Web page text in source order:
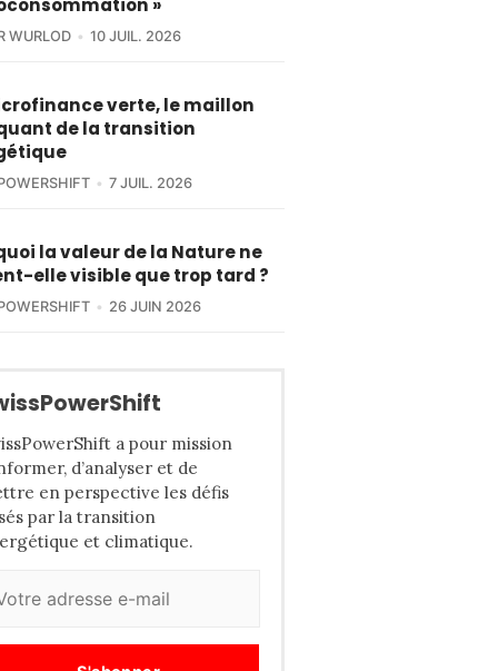
»
WURLOD 10 JUIL. 2026
verte, le maillon
de la transition
7 JUIL. 2026
la valeur de la Nature ne
elle visible que trop tard ?
26 JUIN 2026
a pour mission
d’analyser et de
en perspective les défis
par la transition
et climatique.